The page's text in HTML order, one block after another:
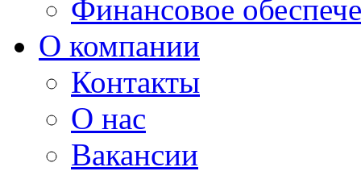
Финансовое
О компании
Контакты
О нас
Вакансии